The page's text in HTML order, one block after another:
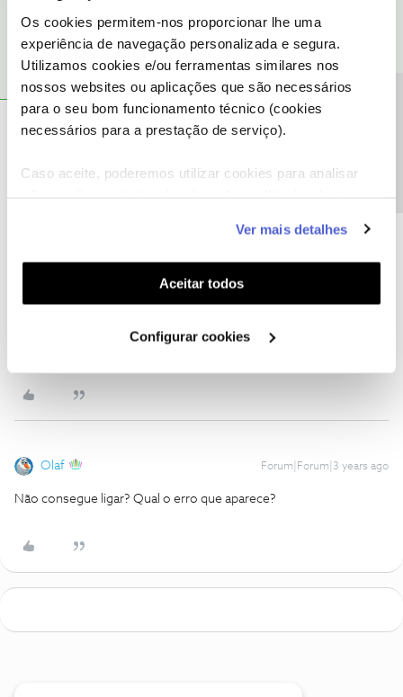
Os cookies permitem-nos proporcionar lhe uma
experiência de navegação personalizada e segura.
Utilizamos cookies e/ou ferramentas similares nos
nossos websites ou aplicações que são necessários
para o seu bom funcionamento técnico (cookies
necessários para a prestação de serviço).
Caso aceite, poderemos utilizar cookies para analisar
funcionalidades (cookies de personalização e
funcionalidade) e adaptar anúncios aos seus interesses
(cookies de publicidade personalizada). Pode gerir a
utilização dos cookies clicando em "Configurar
Ver mais detalhes
Aceitar todos
Configurar cookies
A António Ferreira Jesus Torres Forum|Forum|3 years ago
Olaf Forum|Forum|3 years ago
Não consegue ligar? Qual o erro que aparece?